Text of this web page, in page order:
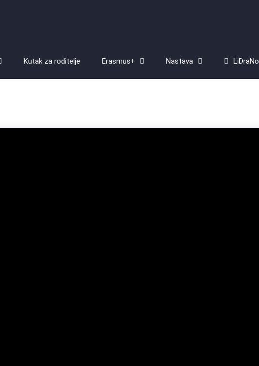
Kutak za roditelje Erasmus+ Nastava LiDraNo